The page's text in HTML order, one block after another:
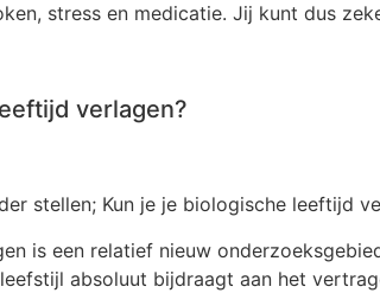
stress en medicatie. Jij kunt dus
verlagen?
stellen; Kun je je biologische leeftijd
is een relatief nieuw
absoluut bijdraagt aan het